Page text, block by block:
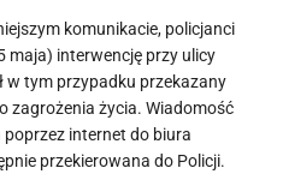
komunikacie, policjanci
maja) interwencję przy ulicy
w tym przypadku przekazany
zagrożenia życia. Wiadomość
poprzez internet do biura
przekierowana do Policji.